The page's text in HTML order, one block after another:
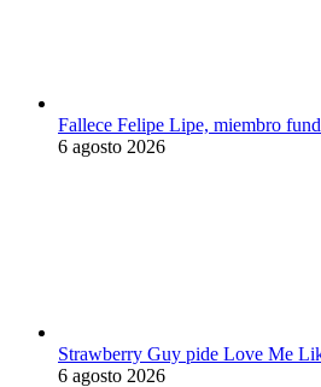
Fallece Felipe Lipe, miembro
6 agosto 2026
Strawberry Guy pide Love Me
6 agosto 2026